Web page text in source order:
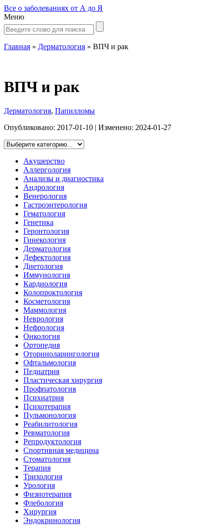
Все о заболеваниях от А до Я
Меню
Главная » Дерматология » ВПЧ и рак
ВПЧ и рак
Дерматология, Папилломы
Опубликовано: 2017-01-10 | Изменено: 2024-01-27
Акушерство
Аллергология
Анализы и диагностика
Андрология
Венерология
Гастроэнтерология
Гематология
Генетика
Геронтология
Гинекология
Дерматология
Дефектология
Диетология
Иммунология
Кардиология
Колопроктология
Косметология
Маммология
Неврология
Нефрология
Онкология
Ортопедия
Оториноларингология
Офтальмология
Педиатрия
Пластическая хирургия
Профпатология
Психиатрия
Психотерапия
Пульмонология
Реабилитология
Ревматология
Репродуктология
Спортивная медицина
Стоматология
Терапия
Трихология
Урология
Физиотерапия
Флебология
Хирургия
Эндокринология